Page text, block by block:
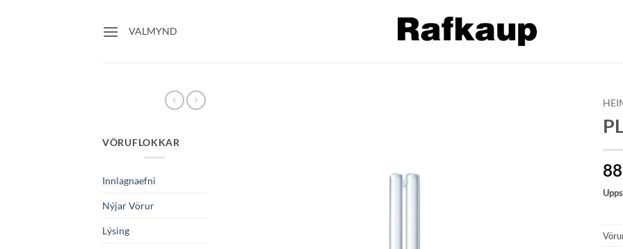
VALMYND
VÖRUFLOKKAR
Innlagnaefni
Nýjar Vörur
Lýsing